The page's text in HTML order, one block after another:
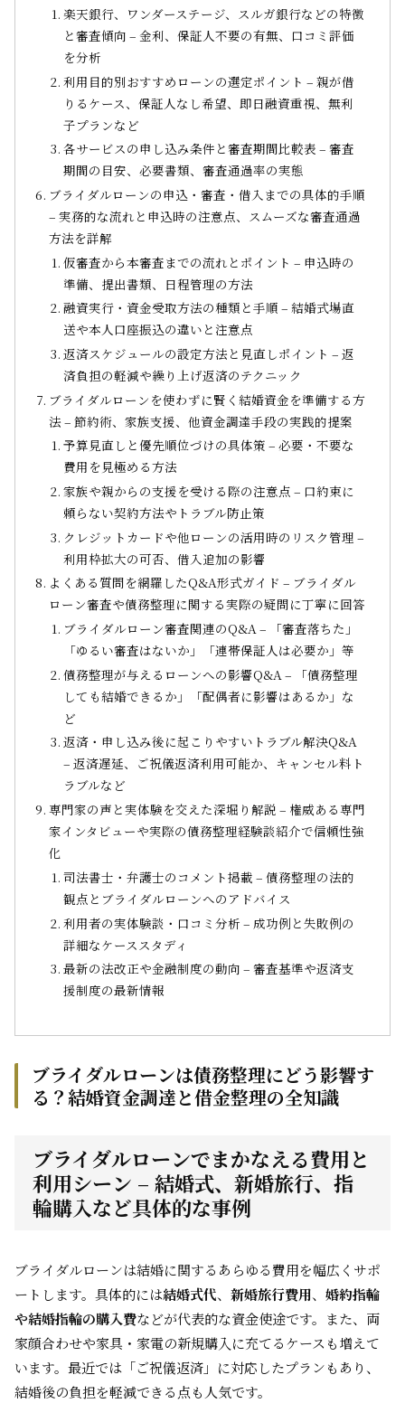
楽天銀行、ワンダーステージ、スルガ銀行などの特徴
と審査傾向 – 金利、保証人不要の有無、口コミ評価
を分析
利用目的別おすすめローンの選定ポイント – 親が借
りるケース、保証人なし希望、即日融資重視、無利
子プランなど
各サービスの申し込み条件と審査期間比較表 – 審査
期間の目安、必要書類、審査通過率の実態
ブライダルローンの申込・審査・借入までの具体的手順
– 実務的な流れと申込時の注意点、スムーズな審査通過
方法を詳解
仮審査から本審査までの流れとポイント – 申込時の
準備、提出書類、日程管理の方法
融資実行・資金受取方法の種類と手順 – 結婚式場直
送や本人口座振込の違いと注意点
返済スケジュールの設定方法と見直しポイント – 返
済負担の軽減や繰り上げ返済のテクニック
ブライダルローンを使わずに賢く結婚資金を準備する方
法 – 節約術、家族支援、他資金調達手段の実践的提案
予算見直しと優先順位づけの具体策 – 必要・不要な
費用を見極める方法
家族や親からの支援を受ける際の注意点 – 口約束に
頼らない契約方法やトラブル防止策
クレジットカードや他ローンの活用時のリスク管理 –
利用枠拡大の可否、借入追加の影響
よくある質問を網羅したQ&A形式ガイド – ブライダル
ローン審査や債務整理に関する実際の疑問に丁寧に回答
ブライダルローン審査関連のQ&A – 「審査落ちた」
「ゆるい審査はないか」「連帯保証人は必要か」等
債務整理が与えるローンへの影響Q&A – 「債務整理
しても結婚できるか」「配偶者に影響はあるか」な
ど
返済・申し込み後に起こりやすいトラブル解決Q&A
– 返済遅延、ご祝儀返済利用可能か、キャンセル料ト
ラブルなど
専門家の声と実体験を交えた深堀り解説 – 権威ある専門
家インタビューや実際の債務整理経験談紹介で信頼性強
化
司法書士・弁護士のコメント掲載 – 債務整理の法的
観点とブライダルローンへのアドバイス
利用者の実体験談・口コミ分析 – 成功例と失敗例の
詳細なケーススタディ
最新の法改正や金融制度の動向 – 審査基準や返済支
援制度の最新情報
ブライダルローンは債務整理にどう影響す
る？結婚資金調達と借金整理の全知識
ブライダルローンでまかなえる費用と
利用シーン – 結婚式、新婚旅行、指
輪購入など具体的な事例
ブライダルローンは結婚に関するあらゆる費用を幅広くサポ
ートします。具体的には結婚式代、 新婚旅行費用、 婚約指輪
や結婚指輪の購入費などが代表的な資金使途です。また、両
家顔合わせや家具・家電の新規購入に充てるケースも増えて
います。最近では「ご祝儀返済」に対応したプランもあり、
結婚後の負担を軽減できる点も人気です。